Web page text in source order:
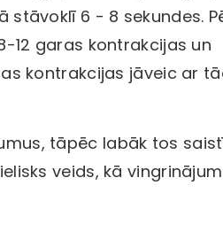
stāvoklī 6 - 8 sekundes.
12 garas kontrakcijas un
kontrakcijas jāveic ar
tāpēc labāk tos
veids, kā